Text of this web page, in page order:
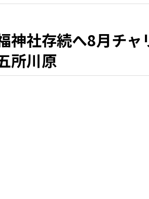
神社存続へ8月チャ
所川原